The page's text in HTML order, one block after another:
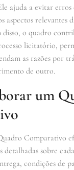
ajuda a evitar
aspectos relevantes
disso, o quadro
licitatório,
as razões por
de outro.
um
Comparativo
detalhadas sobre
condições de